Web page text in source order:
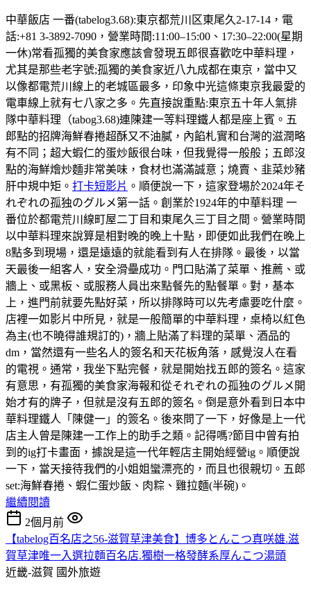
中華飯店 一番(tabelog3.68):東京都荒川区東尾久2-17-14，電
話:+81 3-3892-7090，營業時間:11:00–15:00、17:30–22:00(星期
一休)常看孤獨的美食家應該會發現五郎很喜歡吃中華料理，
尤其是那些老字號;孤獨的美食家近八九成都在東京，當中又
以像都電荒川線上的老城區最多，印象中光這條東京我最愛的
電車線上就有七八家之多。先直接說重點:東京五十年人氣排
隊中華料理（tabog3.68)連陳建一等料理鐵人都是座上賓。五
郎點的招牌海鮮春捲超酥又不油膩，內餡札實和台灣的滋潤略
有不同；超大蝦仁的蛋炒飯很台味，但我覺得一般般；五郎沒
點的海鮮燴炒麵非常美味，食材也滿滿誠意；燒賣、韭菜炒豬
肝中規中矩。 打卡短影片 。順便說一下，這家登場於2024年そ
れぞれの孤独のグルメ第一話。創業於1924年的中華料理 一
番位於都電荒川線町屋二丁目和東尾久三丁目之間。營業時間
以中華料理來說算是相對晚的晚上十點，即便如此我們在晚上
8點多到現場，還是遠遠的就能看到有人在排隊。最後，以當
天最後一組客人，安全滑壘成功。門口貼滿了菜單、推薦、或
牆上、或黑板、或服務人員出來點餐先的點餐單。對，基本
上，進門前就要先點好菜，所以排隊時可以先考慮要吃什麼。
店裡一如影片中所見，就是一般簡單的中華料理，桌椅以紅色
為主(也不曉得誰規訂的)，牆上貼滿了料理的菜單、酒品的
dm，當然還有一些名人的簽名和天花板角落，感覺沒人在看
的電視。通常，我坐下點完餐，就是開始找五郎的簽名。這家
有意思，有孤獨的美食家海報和從それぞれの孤独のグルメ開
始才有的牌子，但就是沒有五郎的簽名。倒是意外看到日本中
華料理鐵人「陳健一」的簽名。後來問了一下，好像是上一代
店主人曾是陳建一工作上的助手之類。記得嗎?節目中曾有拍
到的ig打卡畫面，據說是這一代年輕店主開始經營ig。順便說
一下，當天接待我們的小姐姐蠻漂亮的，而且也很親切。五郎
set:海鮮春捲、蝦仁蛋炒飯、肉粽、雞拉麵(半碗)。
繼續閱讀
2個月前
【tabelog百名店之56-滋賀草津美食】博多とんこつ真咲雄.滋
賀草津唯一入選拉麵百名店.獨樹一格發酵系厚んこつ湯頭
近畿-滋賀 國外旅遊